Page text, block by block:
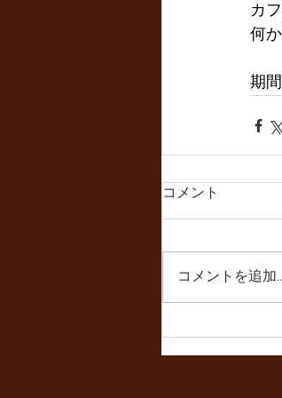
カ
何
期
コメント
コメントを追加